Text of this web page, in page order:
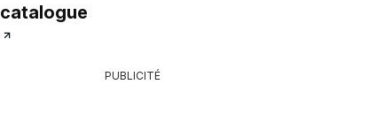
catalogue
PUBLICITÉ